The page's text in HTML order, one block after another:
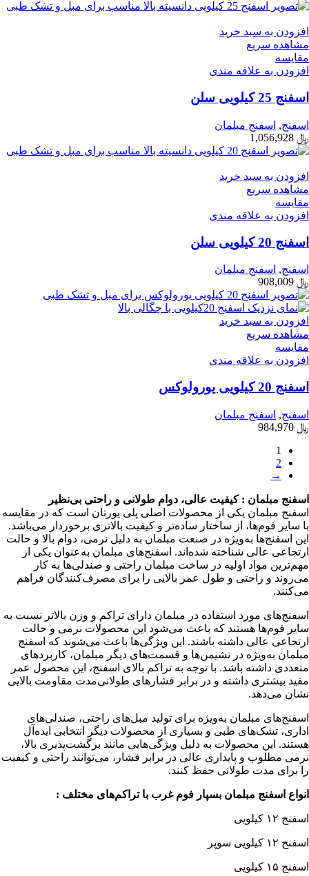
افزودن به سبد خرید
مشاهده سریع
مقایسه
افزودن به علاقه مندی
اسفنج 25 کیلویی سلن
اسفنج, اسفنج مبلمان
﷼
افزودن به سبد خرید
مشاهده سریع
مقایسه
افزودن به علاقه مندی
اسفنج 20 کیلویی سلن
اسفنج, اسفنج مبلمان
﷼
افزودن به سبد خرید
مشاهده سریع
مقایسه
افزودن به علاقه مندی
اسفنج 20 کیلویی یورولوکس
اسفنج, اسفنج مبلمان
﷼
1
2
→
اسفنج مبلمان : کیفیت عالی، دوام طولانی و راحتی بی‌نظیر
اسفنج مبلمان یکی از محصولات اصلی پلی یورتان است که در مقایسه
با سایر فوم‌ها، از ساختار ساده‌تر و کیفیت بالاتری برخوردار می‌باشد.
این اسفنج‌ها به‌ویژه در صنعت مبلمان به دلیل نرمی، دوام بالا و حالت
ارتجاعی عالی شناخته شده‌اند. اسفنج‌های مبلمان به‌عنوان یکی از
مهم‌ترین مواد اولیه در ساخت مبلمان راحتی و صندلی‌ها به کار
می‌روند و راحتی و طول عمر بالایی را برای مصرف‌کنندگان فراهم
می‌کنند.
اسفنج‌های مورد استفاده در مبلمان دارای تراکم و وزن بالاتر نسبت به
سایر فوم‌ها هستند که باعث می‌شود این محصولات نرمی و حالت
ارتجاعی عالی داشته باشند. این ویژگی‌ها باعث می‌شوند که اسفنج
مبلمان به‌ویژه در نشیمن‌ها و قسمت‌های دیگر مبلمان، کاربردهای
متعددی داشته باشد. با توجه به تراکم بالای اسفنج، این محصول عمر
مفید بیشتری داشته و در برابر فشارهای طولانی‌مدت مقاومت بالایی
نشان می‌دهد.
اسفنج‌های مبلمان به‌ویژه برای تولید مبل‌های راحتی، صندلی‌های
اداری، تشک‌های طبی و بسیاری از محصولات دیگر انتخابی ایده‌آل
هستند. این محصولات به دلیل ویژگی‌هایی مانند برگشت‌پذیری بالا،
نرمی مطلوب و پایداری عالی در برابر فشار، می‌توانند راحتی و کیفیت
را برای مدت طولانی حفظ کنند.
انواع اسفنج مبلمان بسپار فوم غرب با تراکم‌های مختلف :
اسفنج ۱۲ کیلویی
اسفنج ۱۲ کیلویی سوپر
اسفنج ۱۵ کیلویی